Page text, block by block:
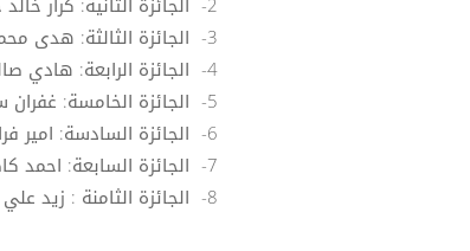
3- الجائزة الثالثة: هدى محمد فرحان / ديالى
4- الجائزة الرابعة: هادي صالح هادي / كربلاء المقدسة
5- الجائزة الخامسة: غفران سامي ابراهيم/ ديالى
6- الجائزة السادسة: امير فراس كريم/ كربلاء المقدسة
7- الجائزة السابعة: احمد كاظم محمد / البصرة
8- الجائزة الثامنة : زيد علي كريم / بابل